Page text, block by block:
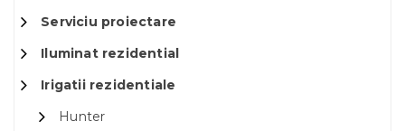
Serviciu proiectare
Iluminat rezidential
Irigatii rezidentiale
Hunter